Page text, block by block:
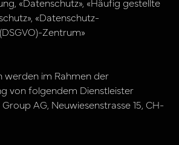
, «Datenschutz», «Häufig gestellte
, «Datenschutz-
Zentrum»
werden im Rahmen der
von folgendem Dienstleister
AG, Neuwiesenstrasse 15, CH-